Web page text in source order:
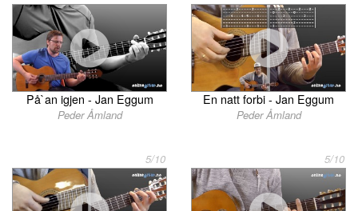
På`an igjen - Jan Eggum
Peder Åmland
En natt forbi - Jan Eggum
Peder Åmland
5/10 5/10